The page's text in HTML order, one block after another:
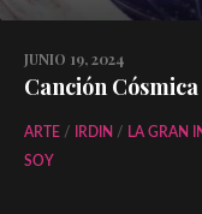
JUNIO 19, 2024
Canción
ARTE / IRDIN / LA GRAN
SOY